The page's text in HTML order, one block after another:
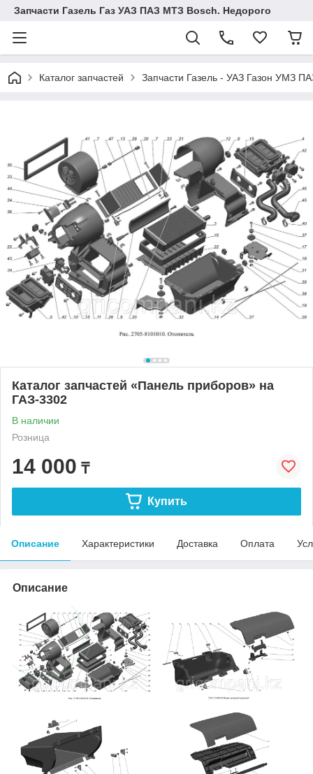
Запчасти Газель Газ УАЗ ПАЗ МТЗ Bosch. Недорого
Каталог запчастей Запчасти Газель - УАЗ Газон УМЗ
Каталог запчастей «Панель приборов» на
ГАЗ-3302
В наличии
Розница
14 000 ₸
Купить
Описание Характеристики Доставка Оплата
Описание